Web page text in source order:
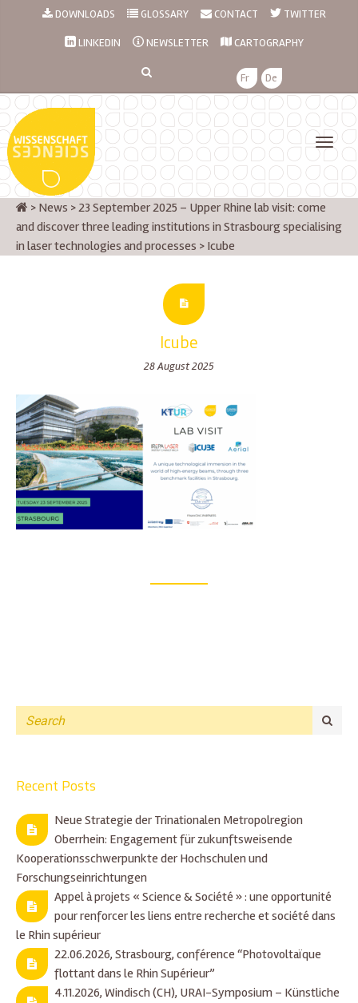
DOWNLOADS GLOSSARY CONTACT TWITTER
LINKEDIN NEWSLETTER CARTOGRAPHY
Fr De
> News >23 September 2025 – Upper Rhine lab visit: come
and discover three leading institutions in Strasbourg specialising
in laser technologies and processes > Icube
Icube
28 August 2025
Recent Posts
Neue Strategie der Trinationalen Metropolregion
Oberrhein: Engagement für zukunftsweisende
Kooperationsschwerpunkte der Hochschulen und
Forschungseinrichtungen
Appel à projets « Science & Société » : une opportunité
pour renforcer les liens entre recherche et société dans
le Rhin supérieur
22.06.2026, Strasbourg, conférence “Photovoltaïque
flottant dans le Rhin Supérieur”
4.11.2026, Windisch (CH), URAI-Symposium – Künstliche